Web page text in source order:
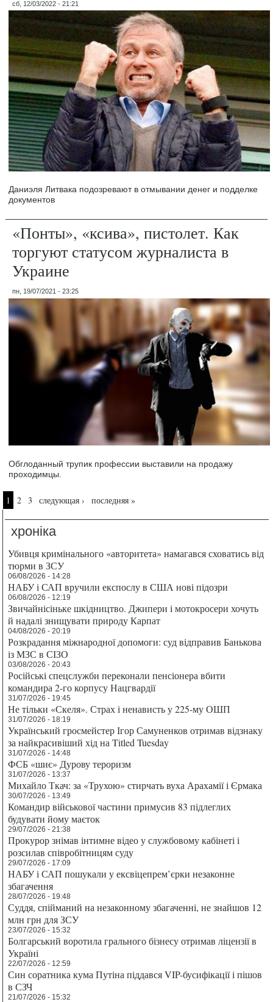
сб, 12/03/2022 - 21:21
Даниэля Литвака подозревают в отмывании денег и подделке
документов
«Понты», «ксива», пистолет. Как
торгуют статусом журналиста в
Украине
пн, 19/07/2021 - 23:25
Обглоданный трупик профессии выставили на продажу
проходимцы.
Страницы
1 2 3 следующая › последняя »
хроніка
Убивця кримінального «авторитета» намагався сховатись від
тюрми в ЗСУ
06/08/2026 - 14:28
НАБУ і САП вручили експослу в США нові підозри
06/08/2026 - 12:19
Звичайнісіньке шкідництво. Джипери і мотокросери хочуть
й надалі знищувати природу Карпат
04/08/2026 - 20:19
Розкрадання міжнародної допомоги: суд відправив Банькова
із МЗС в СІЗО
03/08/2026 - 20:43
Російські спецслужби переконали пенсіонера вбити
командира 2-го корпусу Нацгвардії
31/07/2026 - 19:45
Не тільки «Скеля». Страх і ненависть у 225-му ОШП
31/07/2026 - 18:19
Український гросмейстер Ігор Самуненков отримав відзнаку
за найкрасивіший хід на Titled Tuesday
31/07/2026 - 14:48
ФСБ «шиє» Дурову тероризм
31/07/2026 - 13:37
Михайло Ткач: за «Трухою» стирчать вуха Арахамії і Єрмака
30/07/2026 - 13:49
Командир військової частини примусив 83 підлеглих
будувати йому маєток
29/07/2026 - 21:38
Прокурор знімав інтимне відео у службовому кабінеті і
розсилав співробітницям суду
29/07/2026 - 17:09
НАБУ і САП пошукали у ексвіцепрем’єрки незаконне
збагачення
28/07/2026 - 19:48
Суддя, спійманий на незаконному збагаченні, не знайшов 12
млн грн для ЗСУ
23/07/2026 - 15:32
Болгарський воротила грального бізнесу отримав ліцензії в
Україні
22/07/2026 - 12:59
Син соратника кума Путіна піддався VIP-бусифікації і пішов
в СЗЧ
21/07/2026 - 15:32